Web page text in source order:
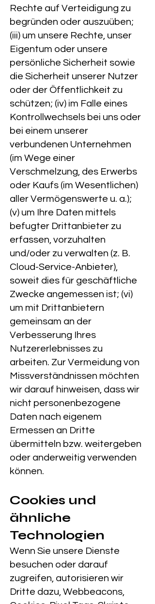
Rechte auf Verteidigung zu
begründen oder auszuüben;
(iii) um unsere Rechte, unser
Eigentum oder unsere
persönliche Sicherheit sowie
die Sicherheit unserer Nutzer
oder der Öffentlichkeit zu
schützen; (iv) im Falle eines
Kontrollwechsels bei uns oder
bei einem unserer
verbundenen Unternehmen
(im Wege einer
Verschmelzung, des Erwerbs
oder Kaufs (im Wesentlichen)
aller Vermögenswerte u. a.);
(v) um Ihre Daten mittels
befugter Drittanbieter zu
erfassen, vorzuhalten
und/oder zu verwalten (z. B.
Cloud-Service-Anbieter),
soweit dies für geschäftliche
Zwecke angemessen ist; (vi)
um mit Drittanbietern
gemeinsam an der
Verbesserung Ihres
Nutzererlebnisses zu
arbeiten. Zur Vermeidung von
Missverständnissen möchten
wir darauf hinweisen, dass wir
nicht personenbezogene
Daten nach eigenem
Ermessen an Dritte
übermitteln bzw. weitergeben
oder anderweitig verwenden
können.
Cookies und
ähnliche
Technologien
Wenn Sie unsere Dienste
besuchen oder darauf
zugreifen, autorisieren wir
Dritte dazu, Webbeacons,